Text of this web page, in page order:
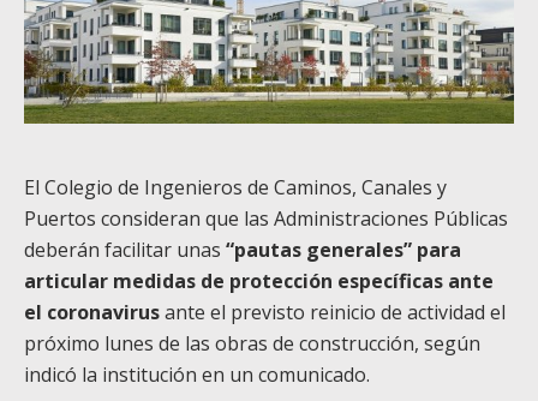
El Colegio de Ingenieros de Caminos, Canales y
Puertos consideran que las Administraciones Públicas
deberán facilitar unas “pautas generales” para
articular medidas de protección específicas ante
el coronavirusante el previsto reinicio de actividad el
próximo lunes de las obras de construcción, según
indicó la institución en un comunicado.